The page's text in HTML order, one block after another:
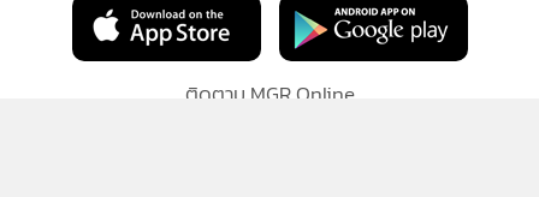
ติดตาม MGR Online